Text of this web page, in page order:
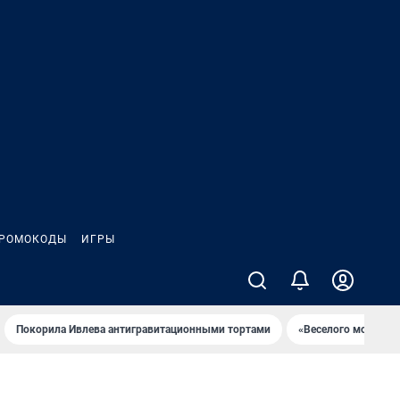
ИГРЫ
Покорила Ивлева антигравитационными тортами «Веселого